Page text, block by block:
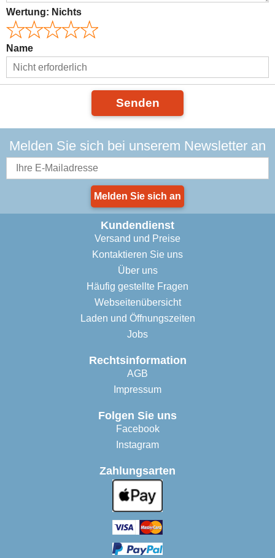
Wertung: Nichts
Name
Senden
Melden Sie sich bei unserem Newsletter an
Melden Sie sich an
Kundendienst
Versand und Preise
Kontaktieren Sie uns
Über uns
Häufig gestellte Fragen
Webseitenübersicht
Laden und Öffnungszeiten
Jobs
Rechtsinformation
AGB
Impressum
Folgen Sie uns
Facebook
Instagram
Zahlungsarten